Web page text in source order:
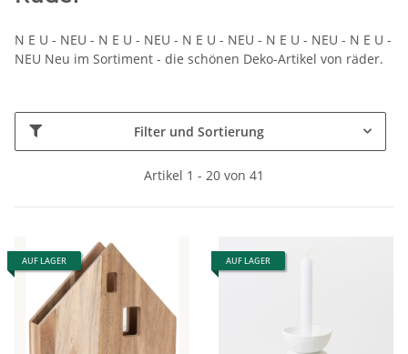
N E U - NEU - N E U - NEU - N E U - NEU - N E U - NEU - N E U -
NEU Neu im Sortiment - die schönen Deko-Artikel von räder.
Filter und Sortierung
Artikel 1 - 20 von 41
AUF LAGER AUF LAGER